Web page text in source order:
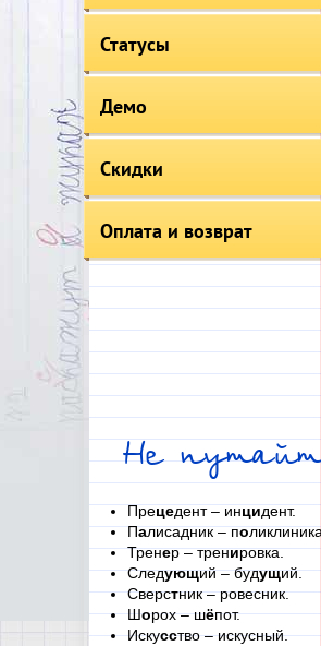
Статусы
Демо
Скидки
Оплата и возврат
Не
Прецедент – инцидент.
Палисадник – по
Тренер – тренировка.
Следующий – будущий.
Сверстник – ровесник.
Шорох – шёпот.
Искусство – искусный.